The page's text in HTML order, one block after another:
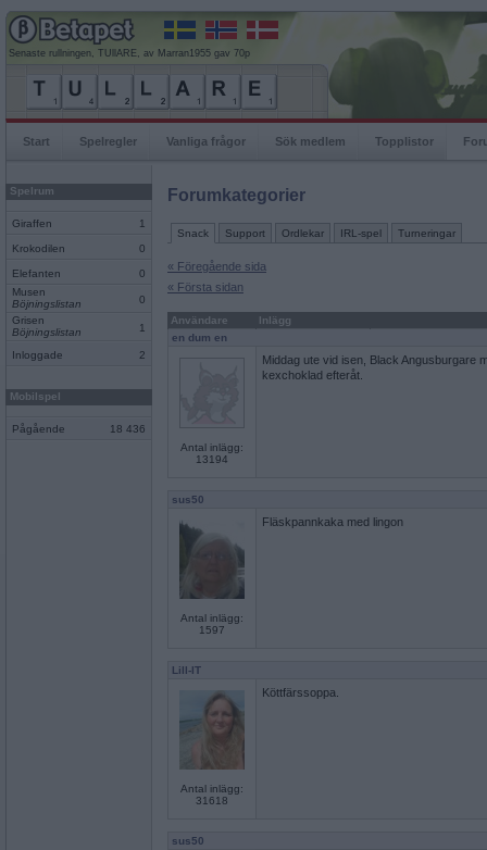
Senaste rullningen, TUllARE, av Marran1955 gav 70p
Start Spelregler Vanliga frågor Sök medlem Topplistor
Spelrum
Giraffen 1
Krokodilen 0
Elefanten
0
Musen
Böjningslistan
0
Grisen
Böjningslistan
1
Inloggade 2
Mobilspel
Pågående 18 436
Forumkategorier
Snack Support Ordlekar IRL-spel Turneringar
« Föregående sida
« Första sidan
Användare
Inlägg
en dum en
Antal inlägg:
13194
Middag ute vid isen, Black Angusburgare
kexchoklad efteråt.
sus50
Antal inlägg:
1597
Fläskpannkaka med lingon
Lill-IT
Antal inlägg:
31618
Köttfärssoppa.
sus50